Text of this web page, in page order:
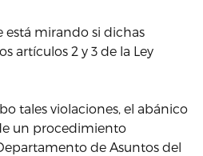
está mirando si dichas
artículos 2 y 3 de la Ley
tales violaciones, el abánico
un procedimiento
de Asuntos del